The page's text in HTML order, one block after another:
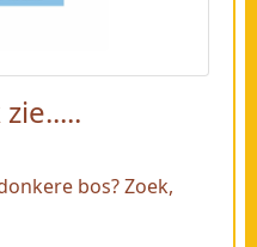
bos? Zoek,